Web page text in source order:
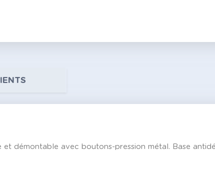
démontable avec boutons-pression métal. Base